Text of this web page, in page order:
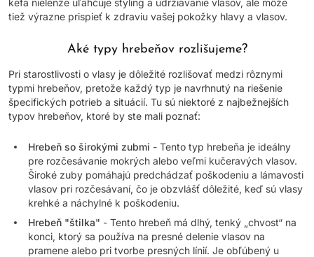
kefa nielenže uľahčuje styling a udržiavanie vlasov, ale môže
tiež výrazne prispieť k zdraviu vašej pokožky hlavy a vlasov.
Aké typy hrebeňov rozlišujeme?
Pri starostlivosti o vlasy je dôležité rozlišovať medzi rôznymi
typmi hrebeňov, pretože každý typ je navrhnutý na riešenie
špecifických potrieb a situácií. Tu sú niektoré z najbežnejších
typov hrebeňov, ktoré by ste mali poznať:
Hrebeň so širokými zubmi - Tento typ hrebeňa je ideálny
pre rozčesávanie mokrých alebo veľmi kučeravých vlasov.
Široké zuby pomáhajú predchádzať poškodeniu a lámavosti
vlasov pri rozčesávaní, čo je obzvlášť dôležité, keď sú vlasy
krehké a náchylné k poškodeniu.
Hrebeň "štilka" - Tento hrebeň má dlhý, tenký „chvost“ na
konci, ktorý sa používa na presné delenie vlasov na
pramene alebo pri tvorbe presných línií. Je obľúbený u